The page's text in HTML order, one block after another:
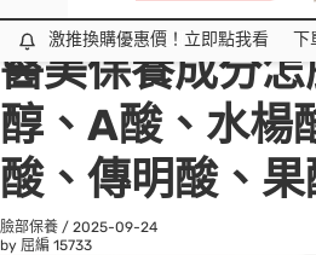
激推換購優惠價！立即點我看
激推換購優惠價！立即點我看 下
All
話題趨勢
醫美保養成分
醇、A酸、水楊
酸、傳明酸、
臉部保養 / 2025-09-24
by 屈編 15733